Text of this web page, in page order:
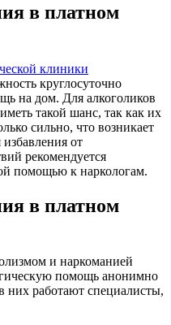
в платном
клиники
круглосуточно
на дом. Для алкоголиков
такой шанс, так как их
сильно, что возникает
от
рекомендуется
помощью к наркологам.
в платном
и наркоманией
помощь анонимно
них работают специалисты,